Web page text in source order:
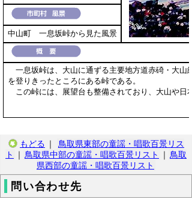
中山町 一息坂峠から見た風景
一息坂峠は、大山に通ずる主要地方道赤碕・大山
を登りきったところにある峠である。
この峠には、展望台も整備されており、大山や日
もどる ｜
鳥取県東部の童謡・唱歌百景リス
ト
｜ 鳥取県中部の童謡・唱歌百景リスト ｜ 鳥取
県西部の童謡・唱歌百景リスト
問い合わせ先